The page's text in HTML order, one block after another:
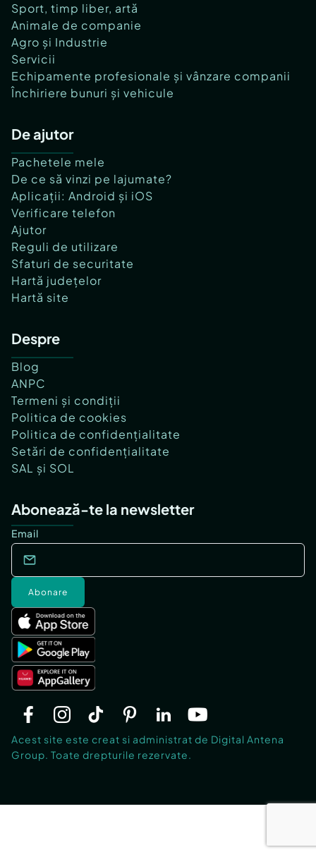
Sport, timp liber, artă
Animale de companie
Agro și Industrie
Servicii
Echipamente profesionale și vânzare companii
Închiriere bunuri și vehicule
De ajutor
Pachetele mele
De ce să vinzi pe lajumate?
Aplicații: Android și iOS
Verificare telefon
Ajutor
Reguli de utilizare
Sfaturi de securitate
Hartă județelor
Hartă site
Despre
Blog
ANPC
Termeni și condiții
Politica de cookies
Politica de confidențialitate
Setări de confidențialitate
SAL și SOL
Abonează-te la newsletter
Email
Abonare
Acest site este creat si administrat de Digital Antena
Group. Toate drepturile rezervate.